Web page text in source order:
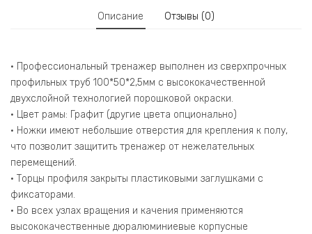
Описание Отзывы (0)
• Профессиональный тренажер выполнен из сверхпрочных
профильных труб 100*50*2,5мм с высококачественной
двухслойной технологией порошковой окраски.
• Цвет рамы: Графит (другие цвета опционально)
• Ножки имеют небольшие отверстия для крепления к полу,
что позволит защитить тренажер от нежелательных
перемещений.
• Торцы профиля закрыты пластиковыми заглушками с
фиксаторами.
• Во всех узлах вращения и качения применяются
высококачественные дюралюминиевые корпусные